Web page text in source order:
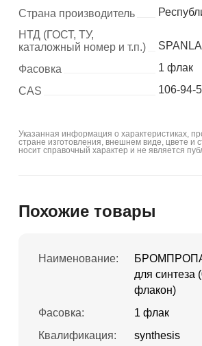
Страна производитель
НТД (ГОСТ, ТУ,
каталожный номер и т.п.)
Фасовка
1 флак
CAS
106-94-5
Указанная информация о характеристиках,
стране изготовления, внешнем виде, цвете и
носит справочный характер и не является
Похожие товары
Наименование:
для синтеза
флакон)
Фасовка:
1 флак
Квалификация:
synthesis